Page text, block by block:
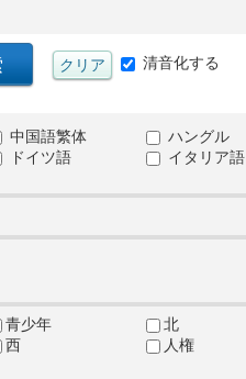
清音化する
中国語繁体 ハングル
ドイツ語 イタリア語
青少年 北
西 人権